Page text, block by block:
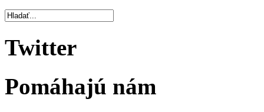
Twitter
Pomáhajú nám